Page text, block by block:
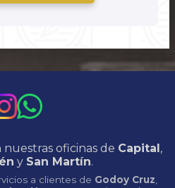
oficinas de Capital,
y San Martín.
a clientes de Godoy Cruz